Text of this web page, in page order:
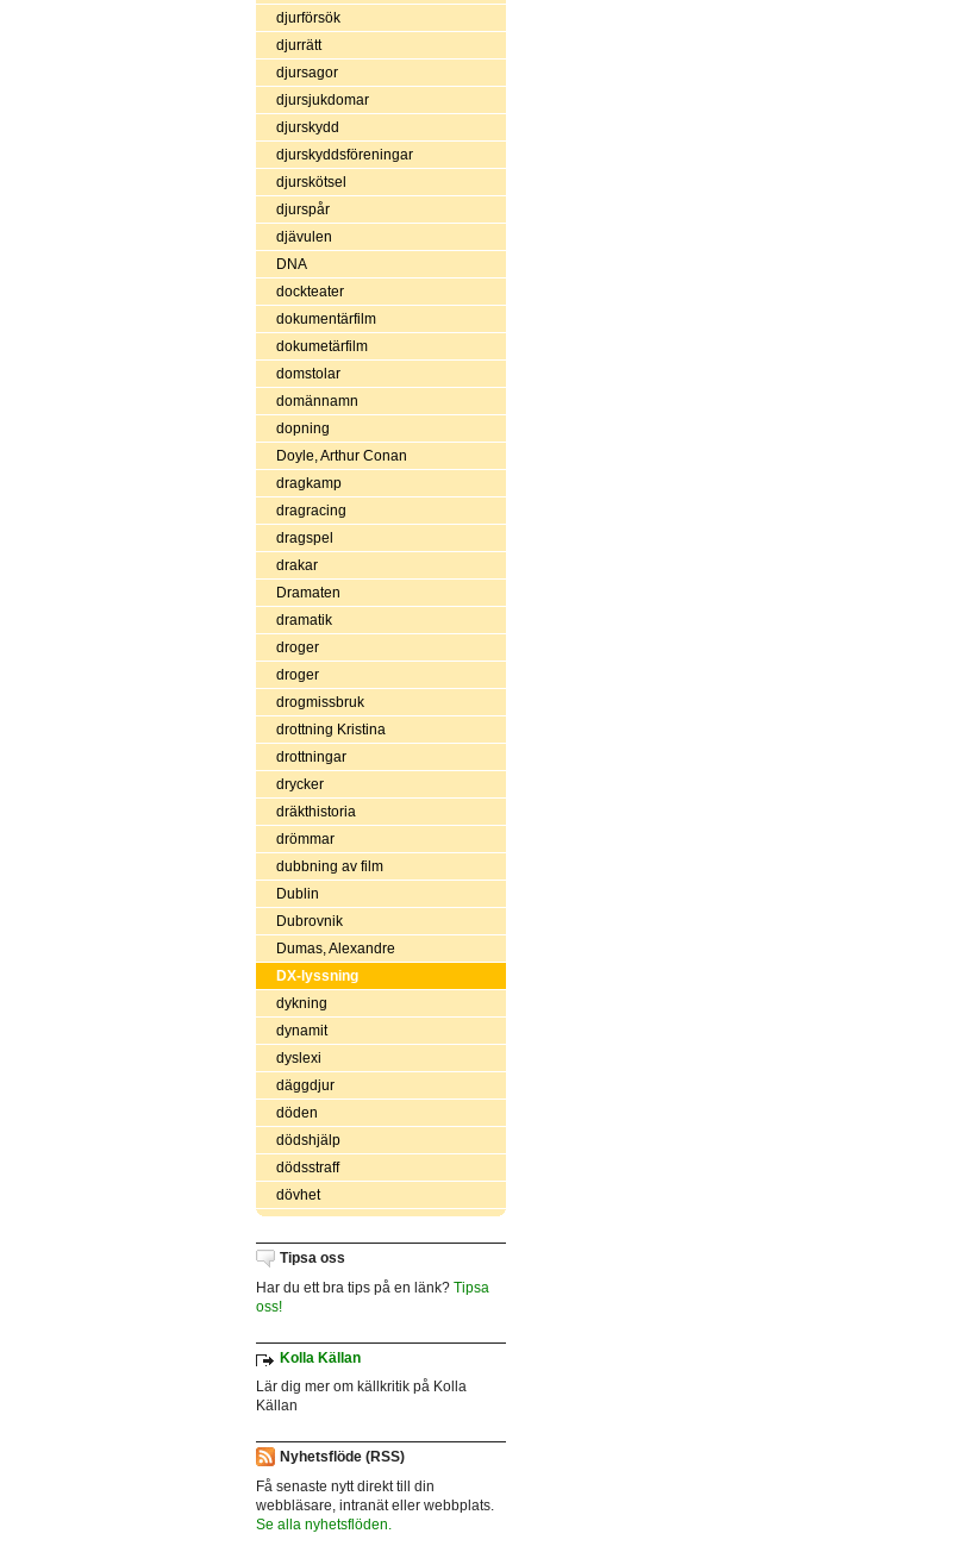
djurförsök
djurrätt
djursagor
djursjukdomar
djurskydd
djurskyddsföreningar
djurskötsel
djurspår
djävulen
DNA
dockteater
dokumentärfilm
dokumetärfilm
domstolar
domännamn
dopning
Doyle, Arthur Conan
dragkamp
dragracing
dragspel
drakar
Dramaten
dramatik
droger
droger
drogmissbruk
drottning Kristina
drottningar
drycker
dräkthistoria
drömmar
dubbning av film
Dublin
Dubrovnik
Dumas, Alexandre
DX-lyssning
dykning
dynamit
dyslexi
däggdjur
döden
dödshjälp
dödsstraff
dövhet
Tipsa oss
Har du ett bra tips på en länk? Tipsa
oss!
Kolla Källan
Lär dig mer om källkritik på Kolla
Källan
Nyhetsflöde (RSS)
Få senaste nytt direkt till din
webbläsare, intranät eller webbplats.
Se alla nyhetsflöden.